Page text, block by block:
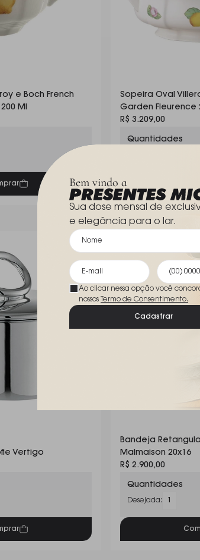
Bem vindo a
Sua dose mensal de
e elegância para o lar.
Ao clicar nessa opção você
nossos Termo de Consentimento.
Cadastrar
e Boch French
Ml
Sopeira Oval
Garden Fleurence
R$ 3.209,00
Quantidades
Vertigo
Bandeja
Malmaison 20x16
R$ 2.900,00
Quantidades
Desejada: 1